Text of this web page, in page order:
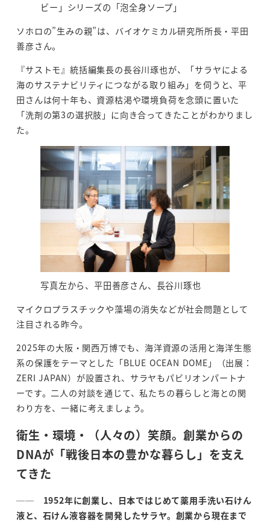
ビー」シリーズの「泡全身ソープ」
ソホロの”生みの親”は、バイオケミカル研究所所長・平田
善彦さん。
『サストモ』統括編集長の長谷川琢也が、「サラヤによる
海のサステナビリティにつながる取り組み」を伺うと、平
田さんは何十年も、資源枯渇や環境負荷を念頭に置いた
「洗剤の第3の選択肢」に向き合ってきたことがわかりまし
た。
写真左から、平田善彦さん、長谷川琢也
マイクロプラスチックや藻場の消失などが社会問題として
注目される昨今。
2025年の大阪・関西万博でも、海洋資源の活用と海洋生態
系の保護をテーマとした「BLUE OCEAN DOME」（出展：
ZERI JAPAN）が設置され、サラヤもパビリオンパートナ
ーです。二人の対談を通じて、私たちの暮らしと海との関
わり方を、一緒に考えましょう。
衛生・環境・（人々の）笑顔。創業からの
DNAが「戦後日本の豊かな暮らし」を支え
てきた
── 1952年に創業し、日本ではじめて薬用手洗い石けん
液と、石けん液容器を開発したサラヤ。創業から現在まで